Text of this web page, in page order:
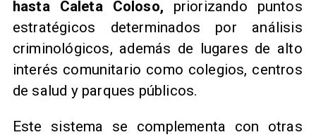
hasta Caleta Coloso, priorizando puntos
estratégicos determinados por análisis
criminológicos, además de lugares de alto
interés comunitario como colegios, centros
de salud y parques públicos.
Este sistema se complementa con otras